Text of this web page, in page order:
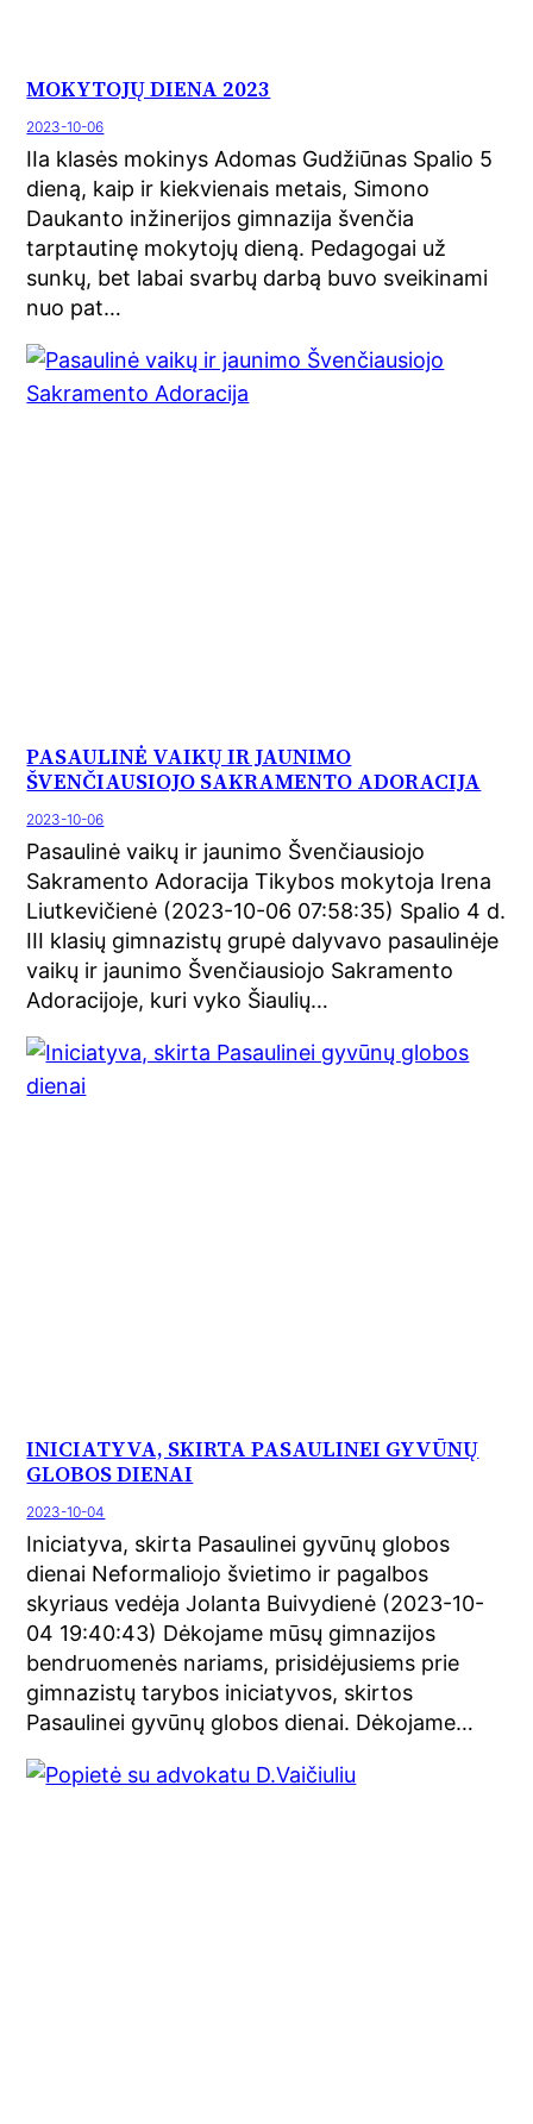
MOKYTOJŲ DIENA 2023
2023-10-06
IIa klasės mokinys Adomas Gudžiūnas Spalio 5
dieną, kaip ir kiekvienais metais, Simono
Daukanto inžinerijos gimnazija švenčia
tarptautinę mokytojų dieną. Pedagogai už
sunkų, bet labai svarbų darbą buvo sveikinami
nuo pat…
PASAULINĖ VAIKŲ IR JAUNIMO
ŠVENČIAUSIOJO SAKRAMENTO ADORACIJA
2023-10-06
Pasaulinė vaikų ir jaunimo Švenčiausiojo
Sakramento Adoracija Tikybos mokytoja Irena
Liutkevičienė (2023-10-06 07:58:35) Spalio 4 d.
III klasių gimnazistų grupė dalyvavo pasaulinėje
vaikų ir jaunimo Švenčiausiojo Sakramento
Adoracijoje, kuri vyko Šiaulių…
INICIATYVA, SKIRTA PASAULINEI GYVŪNŲ
GLOBOS DIENAI
2023-10-04
Iniciatyva, skirta Pasaulinei gyvūnų globos
dienai Neformaliojo švietimo ir pagalbos
skyriaus vedėja Jolanta Buivydienė (2023-10-
04 19:40:43) Dėkojame mūsų gimnazijos
bendruomenės nariams, prisidėjusiems prie
gimnazistų tarybos iniciatyvos, skirtos
Pasaulinei gyvūnų globos dienai. Dėkojame…